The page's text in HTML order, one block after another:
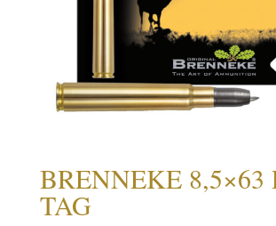
BRENNEKE 8,5×63
TAG